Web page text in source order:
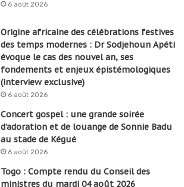
6 août 2026
Origine africaine des célébrations festives
des temps modernes : Dr Sodjehoun Apéti
évoque le cas des nouvel an, ses
fondements et enjeux épistémologiques
(interview exclusive)
6 août 2026
Concert gospel : une grande soirée
d’adoration et de louange de Sonnie Badu
au stade de Kégué
6 août 2026
Togo : Compte rendu du Conseil des
ministres du mardi 04 août 2026